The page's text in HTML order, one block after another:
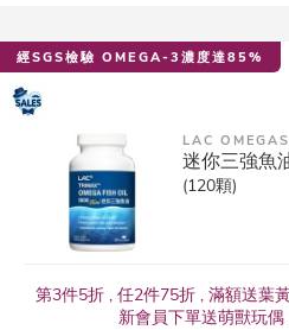
經SGS檢驗 OMEGA-3濃度達85%
LAC
迷你三強魚
(120顆)
第3件5折 , 任2件75折 , 滿額送葉
新會員下單送萌獸玩